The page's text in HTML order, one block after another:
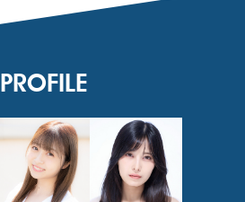
PROFILE